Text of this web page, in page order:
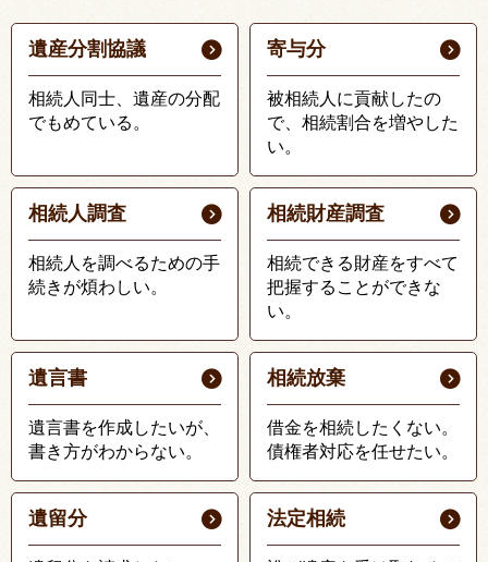
遺産分割協議
相続人同士、遺産の分配
でもめている。
寄与分
被相続人に貢献したの
で、相続割合を増やした
い。
相続人調査
相続人を調べるための手
続きが煩わしい。
相続財産調査
相続できる財産をすべて
把握することができな
い。
遺言書
遺言書を作成したいが、
書き方がわからない。
相続放棄
借金を相続したくない。
債権者対応を任せたい。
遺留分 法定相続